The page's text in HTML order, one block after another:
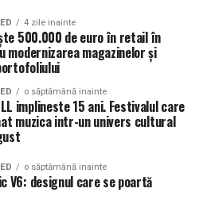
4 zile inainte
500.000 de euro în retail în
modernizarea magazinelor și
o săptămână inainte
implineste 15 ani. Festivalul care
muzica intr-un univers cultural
o săptămână inainte
V6: designul care se poartă